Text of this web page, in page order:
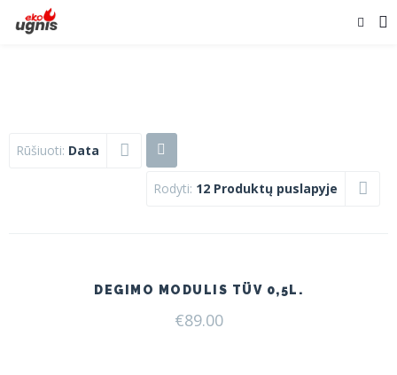
Rūšiuoti: Data
Rodyti: 12 Produktų puslapyje
DEGIMO MODULIS TÜV 0,5L.
€89.00